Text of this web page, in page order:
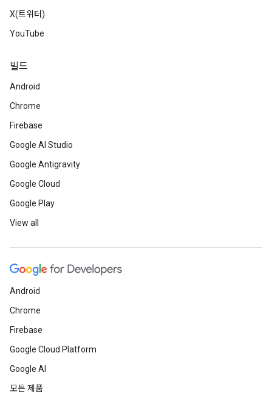
X(트위터)
YouTube
빌드
Android
Chrome
Firebase
Google AI Studio
Google Antigravity
Google Cloud
Google Play
View all
Android
Chrome
Firebase
Google Cloud Platform
Google AI
모든 제품